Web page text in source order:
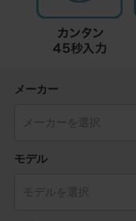
メーカー
モデル